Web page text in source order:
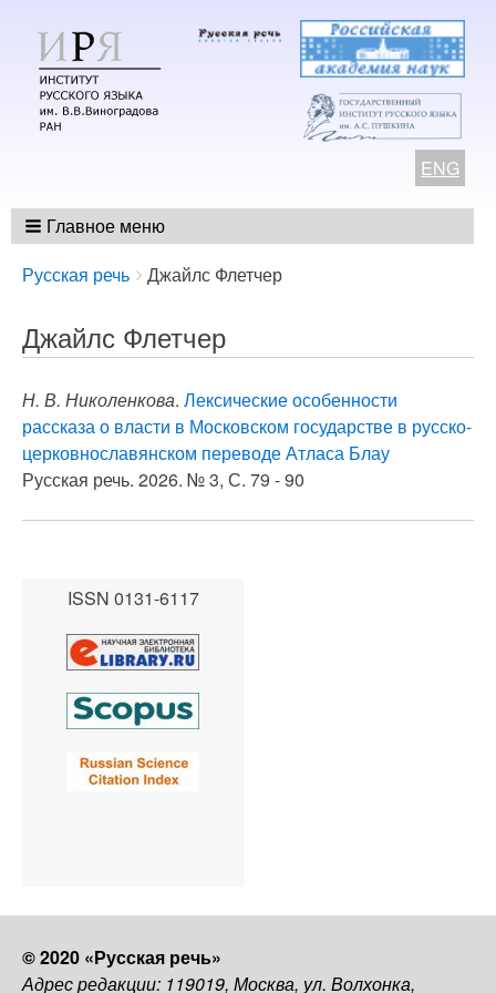
ENG
Главное меню
Breadcrumbs
You
here:
Русская речь Джайлс Флетчер
Джайлс Флетчер
Н. В. Николенкова. Лексические особенности
рассказа о власти в Московском государстве в русско-
церковнославянском переводе Атласа Блау
Русская речь. 2026. № 3, С. 79 - 90
ISSN 0131-6117
© 2020 «Русская речь»
Адрес редакции: 119019, Москва, ул. Волхонка,